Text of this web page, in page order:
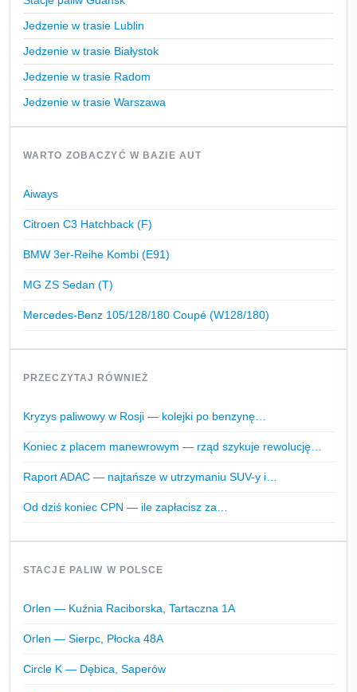
Jedzenie w trasie Lublin
Jedzenie w trasie Białystok
Jedzenie w trasie Radom
Jedzenie w trasie Warszawa
WARTO ZOBACZYĆ W BAZIE AUT
Aiways
Citroen C3 Hatchback (F)
BMW 3er-Reihe Kombi (E91)
MG ZS Sedan (T)
Mercedes-Benz 105/128/180 Coupé (W128/180)
PRZECZYTAJ RÓWNIEŻ
Kryzys paliwowy w Rosji — kolejki po benzynę…
Koniec z placem manewrowym — rząd szykuje rewolucję…
Raport ADAC — najtańsze w utrzymaniu SUV-y i…
Od dziś koniec CPN — ile zapłacisz za…
STACJE PALIW W POLSCE
Orlen — Kuźnia Raciborska, Tartaczna 1A
Orlen — Sierpc, Płocka 48A
Circle K — Dębica, Saperów